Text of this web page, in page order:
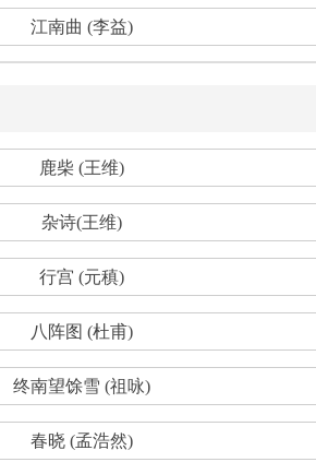
江南曲 (李益)
鹿柴 (王维)
杂诗(王维)
行宫 (元稹)
八阵图 (杜甫)
终南望馀雪 (祖咏)
春晓 (孟浩然)